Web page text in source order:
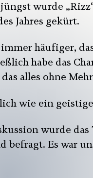
wurde
Jahres gekürt.
häufiger,
habe das
alles ohne
wie ein
wurde das
Es war